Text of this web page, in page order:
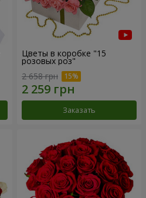
Цветы в коробке "15
розовых роз"
2 658 грн
Заказать